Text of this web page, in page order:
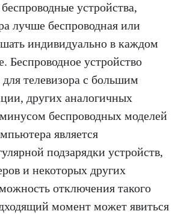
устройства,
лучше беспроводная или
индивидуально в каждом
Беспроводное устройство
телевизора с большим
других аналогичных
беспроводных моделей
является
подзарядки устройств,
и некоторых других
отключения такого
момент может явиться